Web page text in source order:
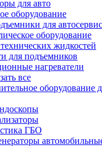
для авто
оборудование
для
оборудование
жидкостей
для подъемников
нагреватели
все
оборудование
ГБО